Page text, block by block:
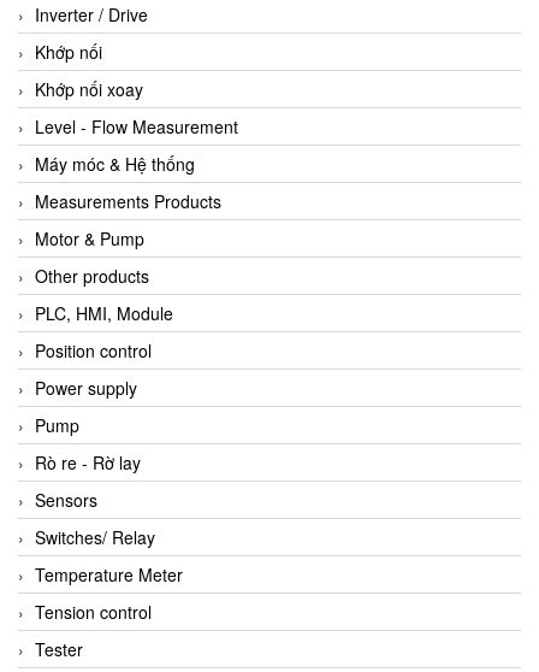
Inverter / Drive
Khớp nối
Khớp nối xoay
Level - Flow Measurement
Máy móc & Hệ thống
Measurements Products
Motor & Pump
Other products
PLC, HMI, Module
Position control
Power supply
Pump
Rò re - Rờ lay
Sensors
Switches/ Relay
Temperature Meter
Tension control
Tester